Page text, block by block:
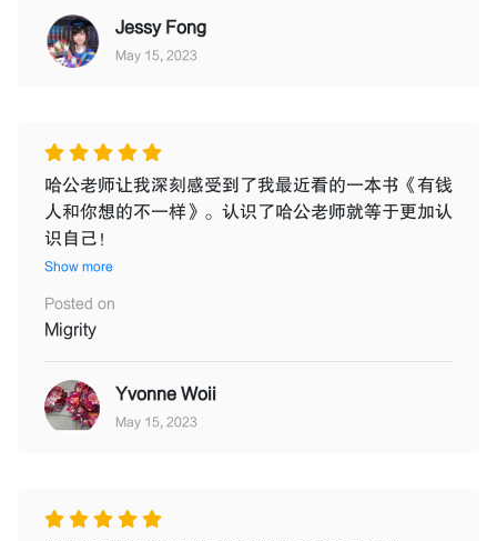
Jessy Fong
May 15, 2023
哈公老师让我深刻感受到了我最近看的一本书《有钱
人和你想的不一样》。认识了哈公老师就等于更加认
识自己！
Show more
Posted on
Migrity
Yvonne Woii
May 15, 2023